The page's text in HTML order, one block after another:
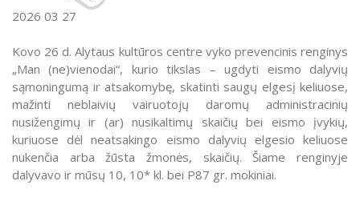
2026 03 27
Kovo 26 d. Alytaus kultūros centre vyko prevencinis renginys
„Man (ne)vienodai“, kurio tikslas – ugdyti eismo dalyvių
sąmoningumą ir atsakomybę, skatinti saugų elgesį keliuose,
mažinti neblaivių vairuotojų daromų administracinių
nusižengimų ir (ar) nusikaltimų skaičių bei eismo įvykių,
kuriuose dėl neatsakingo eismo dalyvių elgesio keliuose
nukenčia arba žūsta žmonės, skaičių. Šiame renginyje
dalyvavo ir mūsų 10, 10* kl. bei P87 gr. mokiniai.